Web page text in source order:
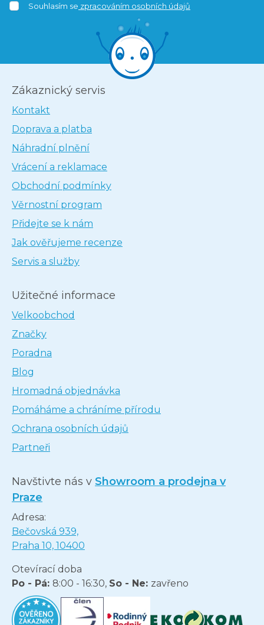
Souhlasím se zpracováním osobních údajů
Zákaznický servis
Kontakt
Doprava a platba
Náhradní plnění
Vrácení a reklamace
Obchodní podmínky
Věrnostní program
Přidejte se k nám
Jak ověřujeme recenze
Servis a služby
Užitečné informace
Velkoobchod
Značky
Poradna
Blog
Hromadná objednávka
Pomáháme a chráníme přírodu
Ochrana osobních údajů
Partneři
Navštivte nás v Showroom a prodejna v
Praze
Adresa:
Bečovská 939,
Praha 10, 10400
Otevírací doba
Po - Pá: 8:00 - 16:30, So - Ne: zavřeno